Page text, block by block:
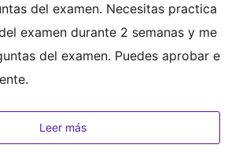
del examen. Necesitas practica
examen durante 2 semanas y me
del examen. Puedes aprobar e
Leer más